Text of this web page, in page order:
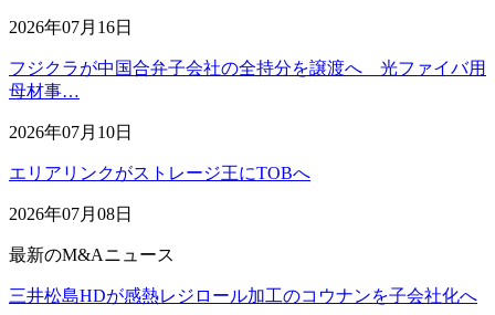
2026年07月16日
フジクラが中国合弁子会社の全持分を譲渡へ 光ファイバ用
母材事…
2026年07月10日
エリアリンクがストレージ王にTOBへ
2026年07月08日
最新のM&Aニュース
三井松島HDが感熱レジロール加工のコウナンを子会社化へ